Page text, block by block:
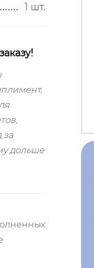
1 шт.
за
дольше